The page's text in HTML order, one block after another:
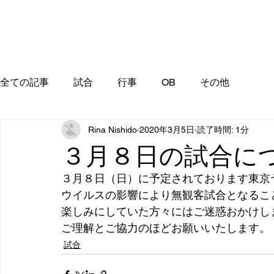
全ての記事 試合 行事 OB その他
３月８日の試合に
Rina Nishido 2020年3月5日 読了時間: 1分
３月８日（日）に予定されております東
ウイルスの影響により無観客試合となる
楽しみにしていた方々にはご迷惑おかけ
ご理解とご協力のほどお願いいたします。
試合